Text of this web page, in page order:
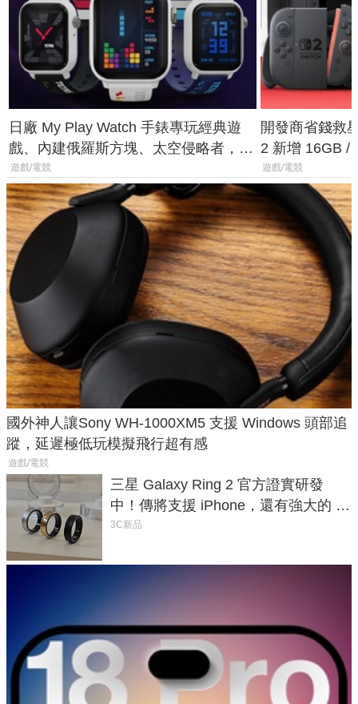
日廠 My Play Watch 手錶專玩經典遊
戲、內建俄羅斯方塊、太空侵略者，不
過竟然不能連手機？
遊戲/電競
開發商省錢救
2 新增 16GB /
選擇
遊戲/電競
國外神人讓Sony WH-1000XM5 支援 Windows 頭部追
蹤，延遲極低玩模擬飛行超有感
遊戲/電競
三星 Galaxy Ring 2 官方證實研發
中！傳將支援 iPhone，還有強大的 AI
與智慧家電連動功能
3C新品